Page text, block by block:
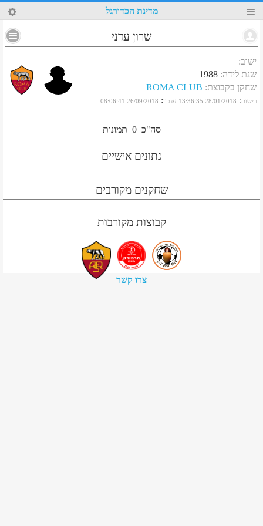
82 מדינת הכדורגל
שרון עדני
ישוב:
שנת לידה:
1988
שחקן בקבוצת:
ROMA CLUB
רישום:
28/01/2018 13:36:35 עדכון:
26/09/2018 08:06:41
סה"כ 0 תמונות
נתונים אישיים
שחקנים מקורבים
קבוצות מקורבות
צרו קשר